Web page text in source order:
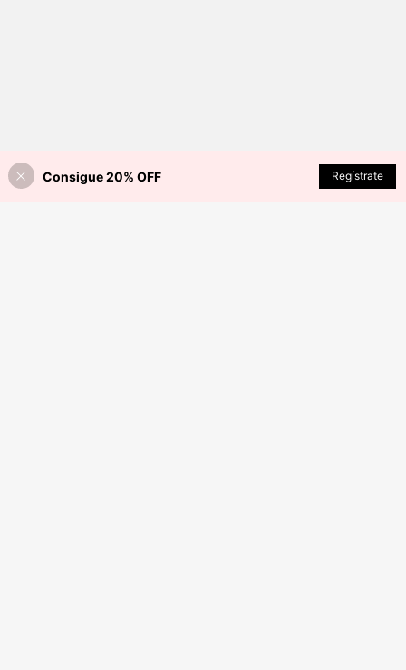
¡23% DE DESCUENTO! AÑADIR A LA BOLSA
Consigue 20% OFF Regístrate